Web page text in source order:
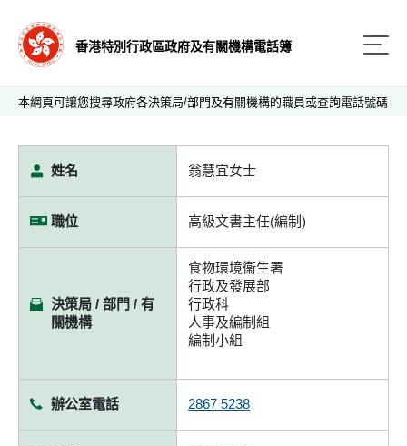
香港特別行政區政府及有關機構電話簿
本網頁可讓您搜尋政府各決策局/部門及有關機構的職員或查詢電話號碼
姓名 翁慧宜女士
職位 高級文書主任(編制)
決策局 / 部門 / 有
關機構
食物環境衞生署
行政及發展部
行政科
人事及編制組
編制小組
辦公室電話 2867 5238